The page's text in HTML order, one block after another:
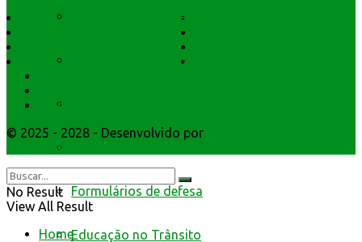
Edital de Notificação
Identificacao do Condutor
Formulários de defesa
Educação no Trânsito
História do Município
Símbolos e Hino
Webmail
© 2025 - 2028 - Desenvolvido por
Interativas
No Result
View All Result
Home